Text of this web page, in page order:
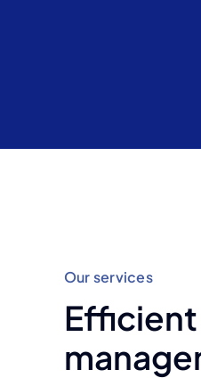
Our services